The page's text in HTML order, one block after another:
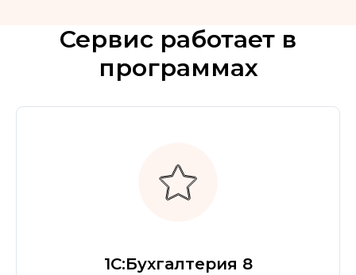
Сервис работает в
программах
1С:Бухгалтерия 8